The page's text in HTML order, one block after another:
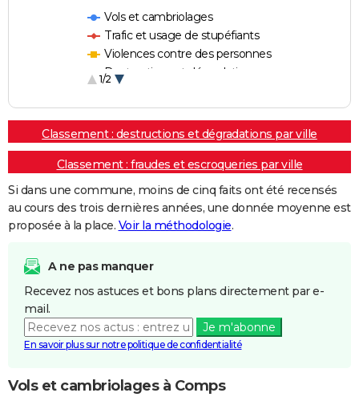
Vols et cambriolages
Trafic et usage de stupéfiants
Violences contre des personnes
Destructions et dégradations
1/2
Classement : destructions et dégradations par ville
Classement : fraudes et escroqueries par ville
Si dans une commune, moins de cinq faits ont été recensés
au cours des trois dernières années, une donnée moyenne est
proposée à la place. Voir la méthodologie.
A ne pas manquer
Recevez nos astuces et bons plans directement par e-
mail.
Je m'abonne
En savoir plus sur notre politique de confidentialité
Vols et cambriolages à Comps